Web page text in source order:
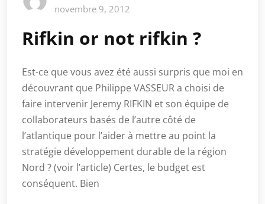
novembre 9, 2012
Rifkin or not rifkin ?
Est-ce que vous avez été aussi surpris que moi en
découvrant que Philippe VASSEUR a choisi de
faire intervenir Jeremy RIFKIN et son équipe de
collaborateurs basés de l’autre côté de
l’atlantique pour l’aider à mettre au point la
stratégie développement durable de la région
Nord ? (voir l’article) Certes, le budget est
conséquent. Bien